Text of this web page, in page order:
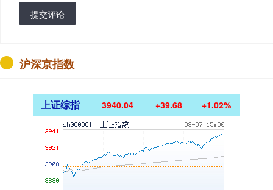
提交评论
沪深京指数
上证综指 3940.04 +39.68 +1.02%